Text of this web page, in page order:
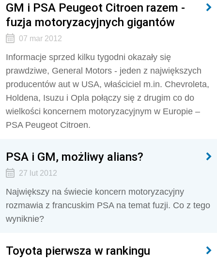
GM i PSA Peugeot Citroen razem -
fuzja motoryzacyjnych gigantów
07 mar 2012
Informacje sprzed kilku tygodni okazały się
prawdziwe, General Motors - jeden z największych
producentów aut w USA, właściciel m.in. Chevroleta,
Holdena, Isuzu i Opla połączy się z drugim co do
wielkości koncernem motoryzacyjnym w Europie –
PSA Peugeot Citroen.
PSA i GM, możliwy alians?
27 lut 2012
Największy na świecie koncern motoryzacyjny
rozmawia z francuskim PSA na temat fuzji. Co z tego
wyniknie?
Toyota pierwsza w rankingu